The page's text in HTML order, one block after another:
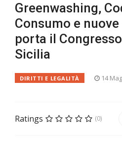
Greenwashing,
Consumo e
porta il
Sicilia
DIRITTI E LEGALITÀ 14
Ratings (0)